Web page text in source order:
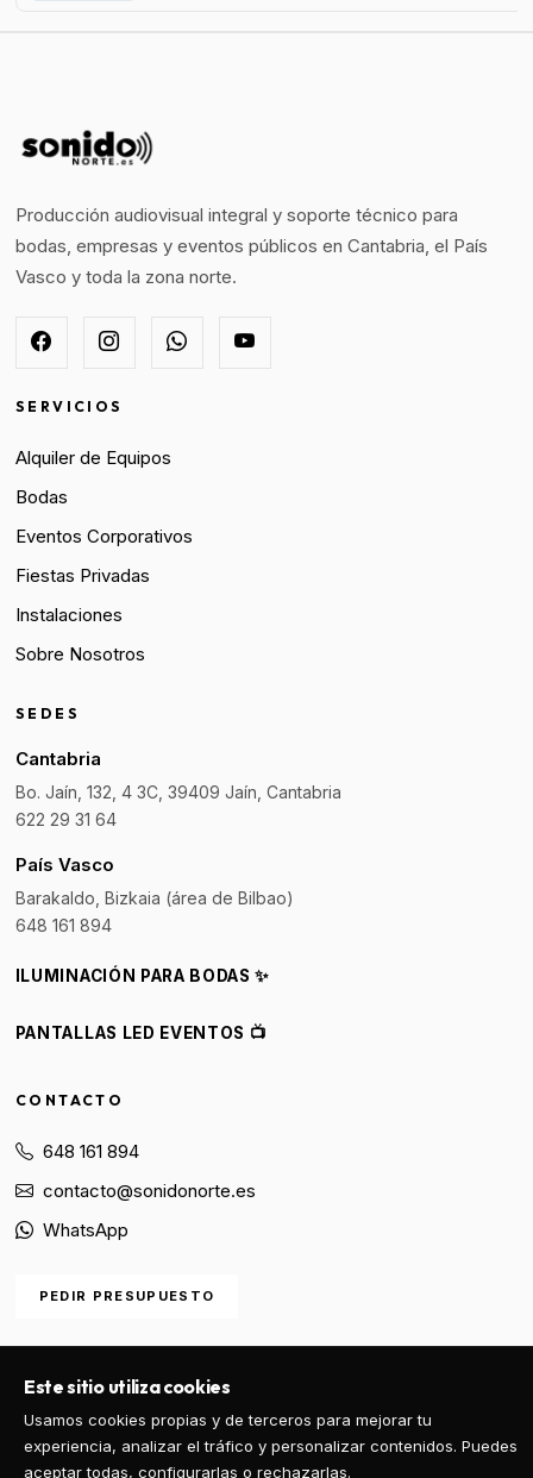
Producción audiovisual integral y soporte técnico para
bodas, empresas y eventos públicos en Cantabria, el País
Vasco y toda la zona norte.
SERVICIOS
Alquiler de Equipos
Bodas
Eventos Corporativos
Fiestas Privadas
Instalaciones
Sobre Nosotros
SEDES
Cantabria
Bo. Jaín, 132, 4 3C, 39409 Jaín, Cantabria
622 29 31 64
País Vasco
Barakaldo, Bizkaia (área de Bilbao)
648 161 894
ILUMINACIÓN PARA BODAS ✨
PANTALLAS LED EVENTOS 📺
CONTACTO
648 161 894
contacto@sonidonorte.es
WhatsApp
PEDIR PRESUPUESTO
© 2026 Sonido Norte. Todos los derechos reservados.
Privacidad Aviso Legal Precios y Condiciones
Este sitio utiliza cookies
Usamos cookies propias y de terceros para mejorar tu
experiencia, analizar el tráfico y personalizar contenidos. Puedes
aceptar todas, configurarlas o rechazarlas.